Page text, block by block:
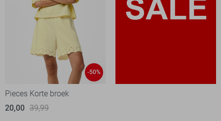
-50%
Pieces Korte broek
20,00 39,99